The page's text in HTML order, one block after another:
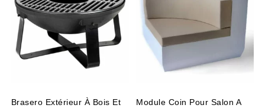
Brasero Extérieur À Bois Et
Module Coin Pour Salon A